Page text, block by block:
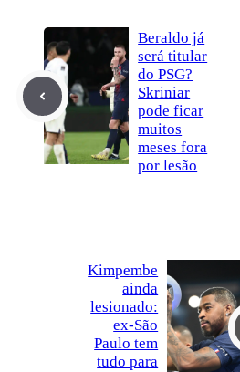
Beraldo já
será titular
do PSG?
Skriniar
pode ficar
muitos
meses fora
por lesão
Kimpembe
ainda
lesionado:
ex-São
Paulo tem
tudo para